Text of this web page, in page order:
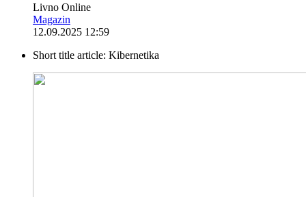
Livno Online
Magazin
12.09.2025 12:59
Short title article: Kibernetika